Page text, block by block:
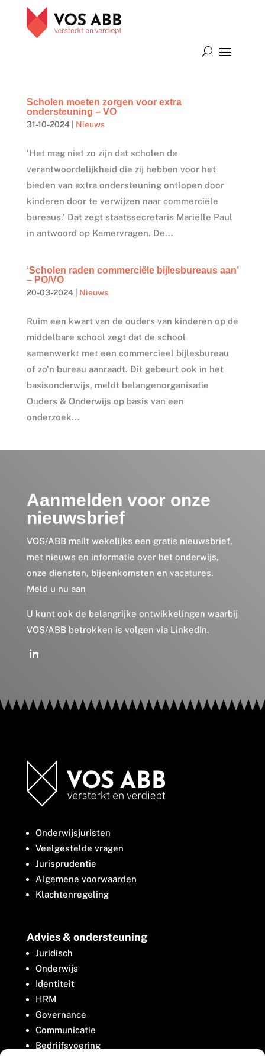
Scholen moeten zorgen voor extra
ondersteuning – VO
31-10-2024| Nieuws
‘Het mag niet zo zijn dat scholen de
verantwoordelijkheid die zij hebben voor het
bieden van extra ondersteuning ontlopen door
kinderen door te verwijzen naar commerciële
bureaus.’ Dat zegt staatssecretaris Mariëlle Paul
in antwoord op Kamervragen. De...
‘Scholen raden commerciële bijlesbureaus aan’
– PO/VO
20-03-2024| Nieuws
Ruim een kwart van de ouders van kinderen op de
middelbare school zegt dat de school
samenwerkt met een commercieel bijlesbureau
of zo’n bureau aanraadt. Dit gebeurt ook in het
basisonderwijs, meldt belangenorganisatie
Ouders & Onderwijs op basis van een
onderzoek...
Aanmelden voor onze
nieuwsbrief
VOS/ABB mailt wekelijks een gratis nieuwsbrief,
met nieuws en informatie over het onderwijs,
onze diensten, bijeenkomsten en vacatures.
Meld u nu aan
U kunt ook de belangrijke ontwikkelingen waarbij
VOS/ABB betrokken is volgen via LinkedIn.
Onderwijsjuristen
Veelgestelde vragen
Jurisprudentie
Algemene voorwaarden
Klachtenregeling
Advies & ondersteuning
Juridisch
Onderwijs
Identiteit
HRM
Governance
Communicatie
Bedrijfsvoering